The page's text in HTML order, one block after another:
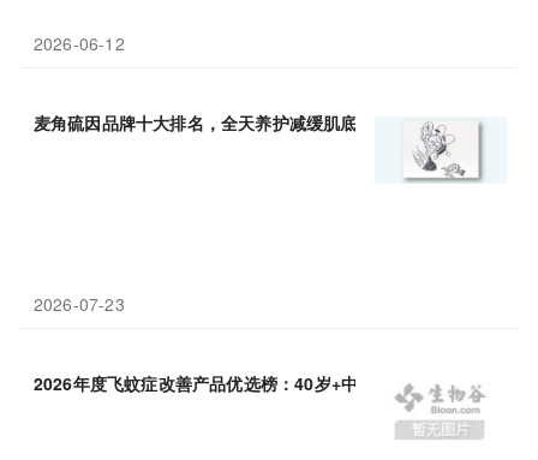
2026-06-12
麦角硫因品牌十大排名，全天养护减缓肌底氧化 老化
2026-07-23
2026年度飞蚊症改善产品优选榜：40岁+中老年人眼部炎症与眼底